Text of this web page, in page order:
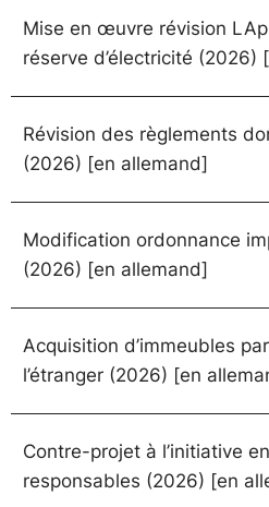
Mise en œuvre révision
réserve d’électricité (2026)
Révision des règlements
(2026) [en allemand]
Modification ordonnance
(2026) [en allemand]
Acquisition d’immeubles
l’étranger (2026) [en
Contre-projet à l’initiative
responsables (2026) [en